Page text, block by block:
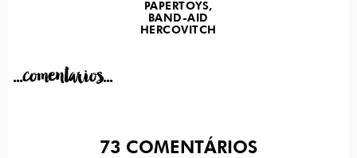
PAPERTOYS,
BAND-AID
HERCOVITCH
...comentarios...
73 COMENTÁRIOS